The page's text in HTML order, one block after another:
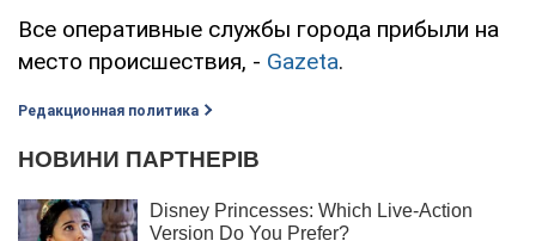
Все оперативные службы города прибыли на
место происшествия, - Gazeta.
Редакционная политика